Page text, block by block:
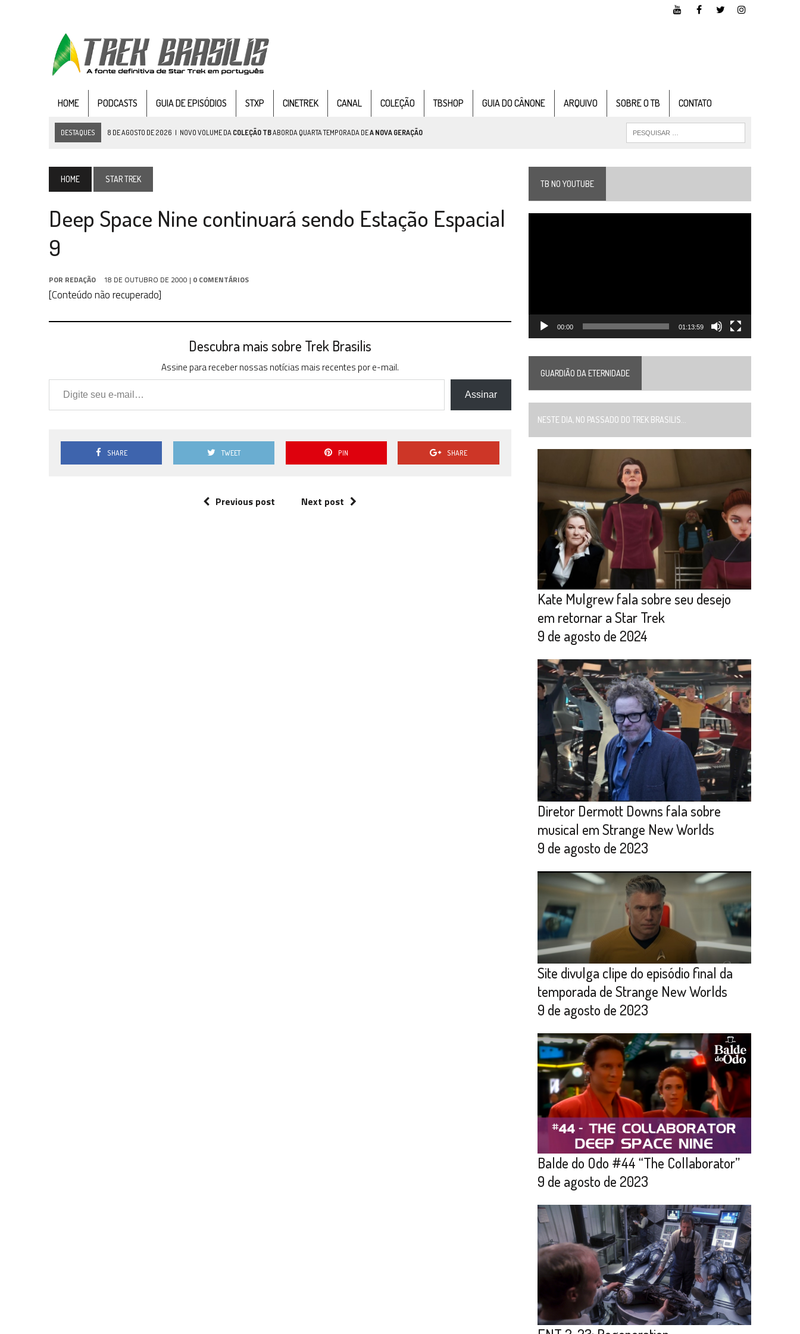
HOME PODCASTS GUIA DE EPISÓDIOS STXP CINETREK CANAL COLEÇÃO TBSHOP GUIA DO CÂNONE ARQUIVO SOBRE O TB CONTATO
DESTAQUES 8 DE AGOSTO DE 2026 | NOVO VOLUME DA COLEÇÃO TBABORDA QUARTA TEMPORADA DEA NOVA GERAÇÃO
6 DE AGOSTO DE 2026 | NOVA TEMPORADA DE
5 DE AGOSTO DE 2026 BALDE DO ODO #122 CHILDREN OF TIME
4 DE AGOSTO DE 2026
2 DE AGOSTO DE 2026 TB AO VIVO | STAR TREK: STRANGE NEW WORLDS – “THE GRIFFIN INCIDENT” (4×02)
HOME STAR TREK
Deep Space Nine continuará sendo Estação Espacial
9
POR REDAÇÃO 18 DE OUTUBRO DE 2000 | 0 COMENTÁRIOS
[Conteúdo não recuperado]
Descubra mais sobre Trek Brasilis
Assine para receber nossas notícias mais recentes por e-mail.
Digite seu e-mail…
Assinar
SHARE TWEET PIN SHARE
Previous post Next post
TB NO YOUTUBE
00:00 01:13:59
GUARDIÃO DA ETERNIDADE
NESTE DIA, NO PASSADO DO TREK BRASILIS...
Kate Mulgrew fala sobre seu desejo
em retornar a Star Trek
9 de agosto de 2024
Diretor Dermott Downs fala sobre
musical em Strange New Worlds
9 de agosto de 2023
Site divulga clipe do episódio final da
temporada de Strange New Worlds
9 de agosto de 2023
Balde do Odo #44 “The Collaborator”
9 de agosto de 2023